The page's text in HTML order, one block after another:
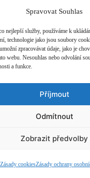
Spravovat Souhlas
nejlepší služby, používáme k
technologie jako jsou soubory
zpracovávat údaje, jako je
webu. Nesouhlas nebo odvolání
a funkce.
Příjmout
Odmítnout
Zobrazit předvolby
Zásady cookiesZásady ochrany
HUDBĚ | vydáváHudební
2001 | Kontaktujte nás:
HISvoice – design a admin